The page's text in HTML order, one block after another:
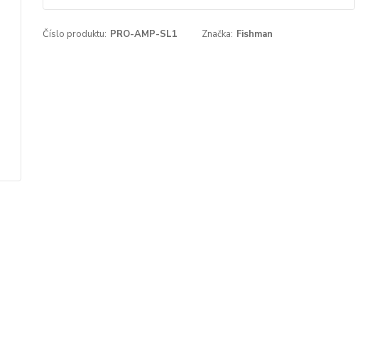
Číslo produktu: PRO-AMP-SL1 Značka: Fishman